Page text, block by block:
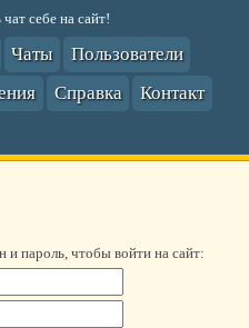
себе на сайт!
Чаты
Пользователи
Справка
Контакт
и пароль, чтобы войти на сайт: